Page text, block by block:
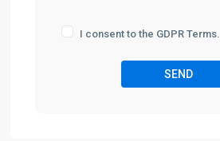
I consent to the GDPR Terms.